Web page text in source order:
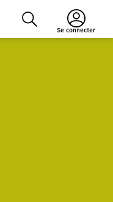
Se connecter